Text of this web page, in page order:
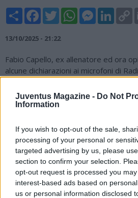
Juventus Magazine - Do Not
Information
If you wish to opt-out of the sale,
processing of your personal or
targeted advertising by us, please
section to confirm your selection.
opt-out request is processed you
interest-based ads based on
us or personal information disclosed
Share FacebookTwitterWhatsAppMessenger
13/10/2025 - 21:22
Fabio Capello, ex allenatore ed ora
alcune dichiarazioni ai microfoni di
Secondo lei, questa lotta
“Mi aspetto qualcosa di più: ci sono
lottano per lo scudetto. Ci sono
costruzione e che stanno facendo
aspettavano senza problemi, Napoli
Juventus e c’è la Roma che è una
Per cui è una grande battaglia”.